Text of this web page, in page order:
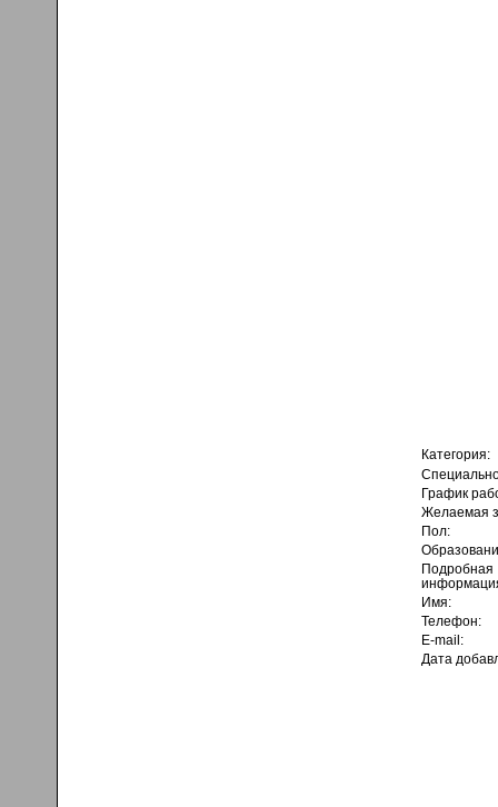
Категория:
График
Желаемая
Пол:
Подробная
Имя:
Телефон:
E-mail:
Дата